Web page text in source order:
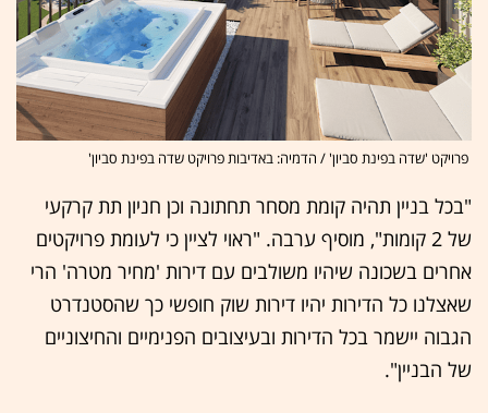
פרויקט 'שדה בפינת סביון' / הדמיה: באדיבות פרויקט שדה בפינת סביון'
"בכל בניין תהיה קומת מסחר תחתונה וכן חניון תת קרקעי
של 2 קומות", מוסיף ערבה. "ראוי לציין כי לעומת פרויקטים
אחרים בשכונה שיהיו משולבים עם דירות 'מחיר מטרה' הרי
שאצלנו כל הדירות יהיו דירות שוק חופשי כך שהסטנדרט
הגבוה יישמר בכל הדירות ובעיצובים הפנימיים והחיצוניים
של הבניין".